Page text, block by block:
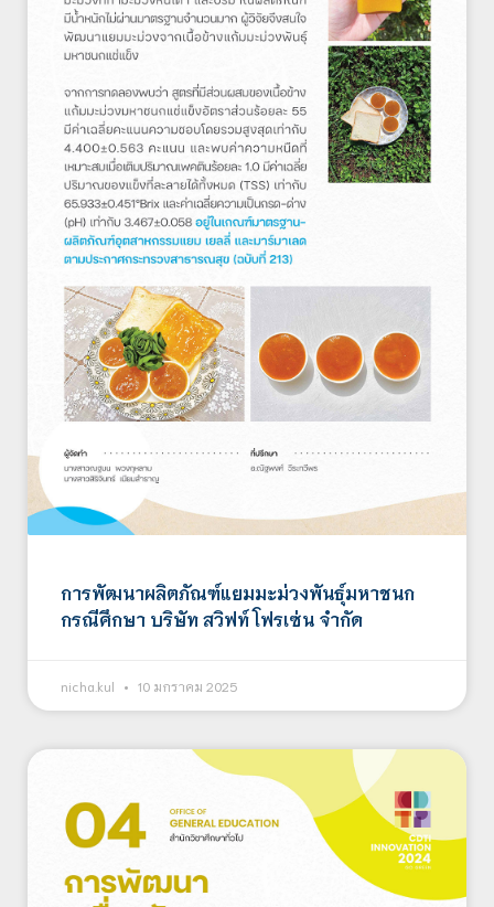
การพัฒนาผลิตภัณฑ์แยมมะม่วงพันธุ์มหาชนก
กรณีศึกษา บริษัท สวิฟท์ โฟรเซ่น จำกัด
nicha.kul 10 มกราคม 2025